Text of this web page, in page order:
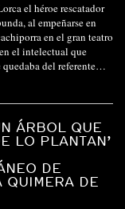
el héroe rescatador
al empeñarse en
en el gran teatro
el intelectual que
del referente…
ÁRBOL QUE
LO PLANTAN’
DE
QUIMERA DE